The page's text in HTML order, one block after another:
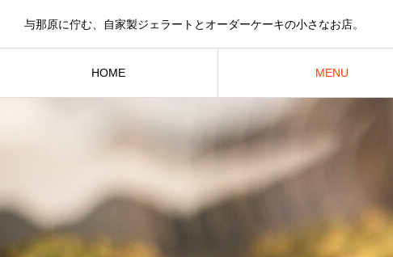
HOME
MENU
与那原に佇む、自家製ジェラートとオーダーケーキの小さなお店。